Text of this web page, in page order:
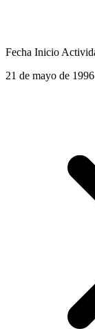
Fecha Inicio
21 de mayo de 1996